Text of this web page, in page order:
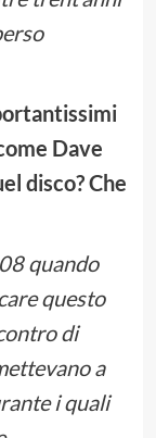
Dave
disco? Che
quando
questo
di
a
i quali